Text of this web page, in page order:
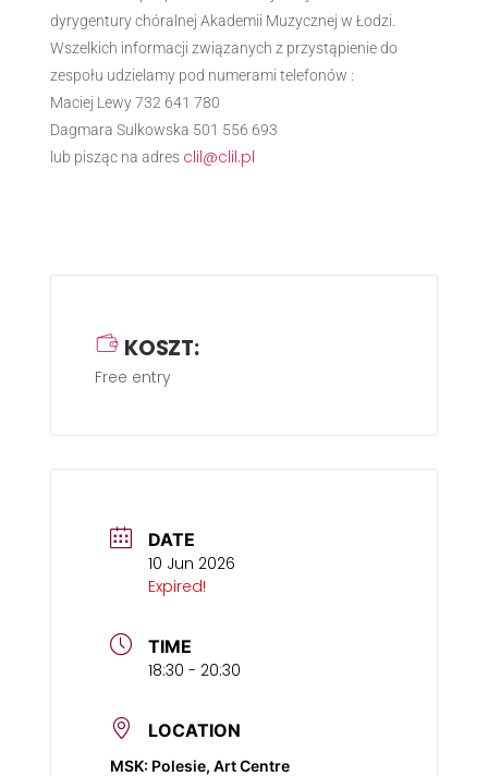
dyrygentury chóralnej Akademii Muzycznej w Łodzi.
Wszelkich informacji związanych z przystąpienie do
zespołu udzielamy pod numerami telefonów :
Maciej Lewy 732 641 780
Dagmara Sulkowska 501 556 693
lub pisząc na adres clil@clil.pl
KOSZT:
Free entry
DATE
10 Jun 2026
Expired!
TIME
18:30 - 20:30
LOCATION
MSK: Polesie, Art Centre